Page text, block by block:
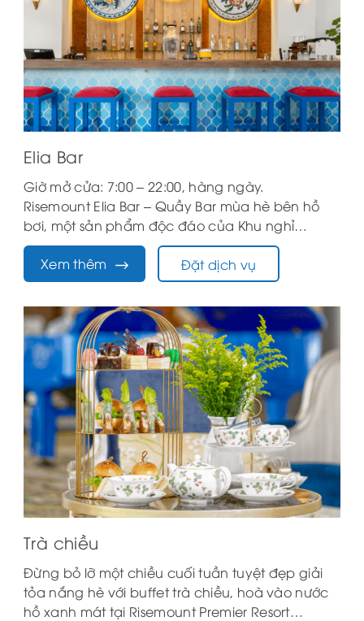
Elia Bar
Giờ mở cửa: 7:00 – 22:00, hàng ngày.
Risemount Elia Bar – Quầy Bar mùa hè bên hồ
bơi, một sản phẩm độc đáo của Khu nghỉ
dưỡng cao cấp Risemount Premier Resort
Danang.
Xem thêm Đặt dịch vụ
Trà chiều
Đừng bỏ lỡ một chiều cuối tuần tuyệt đẹp giải
tỏa nắng hè với buffet trà chiều, hoà vào nước
hồ xanh mát tại Risemount Premier Resort